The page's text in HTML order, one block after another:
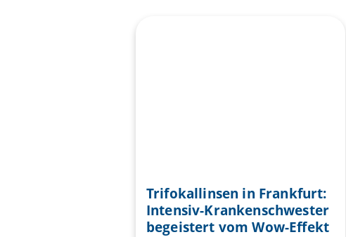
Trifokallinsen in Frankfurt:
Intensiv-Krankenschwester
begeistert vom Wow-Effekt